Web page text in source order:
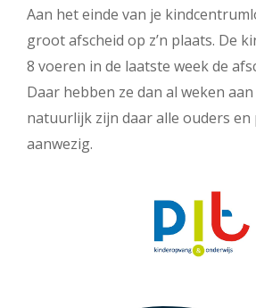
Aan het einde van je
groot afscheid op z’n plaats. De
8 voeren in de laatste week de
Daar hebben ze dan al weken
natuurlijk zijn daar alle ouders
aanwezig.